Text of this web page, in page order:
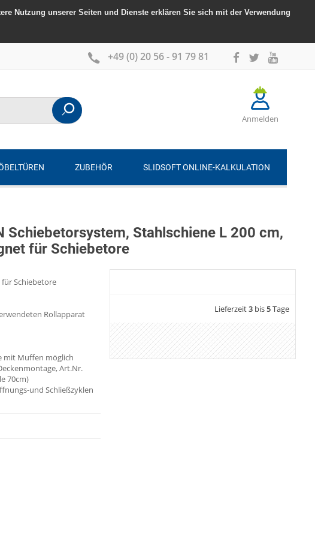
Nutzung unserer Seiten und Dienste erklären Sie sich mit der Verwendung
+49 (0) 20 56 - 91 79 81
Anmelden
ZUBEHÖR SLIDSOFT ONLINE-KALKULATION
Schiebetorsystem, Stahlschiene L 200 cm,
für Schiebetore
für Schiebetore
Rollapparat
mit Muffen möglich
Art.Nr.
70cm)
und Schließzyklen
Lieferzeit3bis5Tage